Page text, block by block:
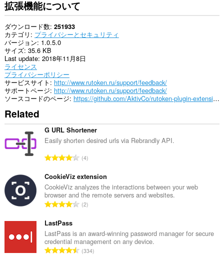
ス
可
能
で
す。
拡張機能について
ダウンロード数 251933
カテゴリ
プライバシーとセキュリティ
バージョン 1.0.5.0
サイズ 35.6 KB
Last update 2018年11月8日
ライセンス
プライバシーポリシー
サービスサイト http://www.rutoken.ru/support/feedback/
サポートページ http://www.rutoken.ru/support/feedback/
ソースコードのページ
https://github.com/AktivCo/rutoken-plugin-extension
Related
G URL Shortener
Easily shorten desired urls via Rebrandly API.
評
の
総
数
：
4
CookieViz extension
CookieViz analyzes the interactions between your web
browser and the remote servers and websites.
評
総
数
：
2
LastPass
LastPass is an award-winning password manager for secure
credential management on any device.
評334